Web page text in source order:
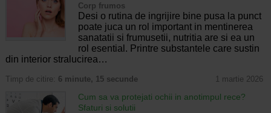
Corp frumos
Desi o rutina de ingrijire bine pusa la punct
poate juca un rol important in mentinerea
sanatatii si frumusetii, nutritia are si ea un
rol esential. Printre substantele care sustin
din interior stralucirea…
Timp de citire: 6 minute, 15 secunde 1 martie 2026
Cum sa va protejati ochii in anotimpul rece?
Sfaturi si solutii